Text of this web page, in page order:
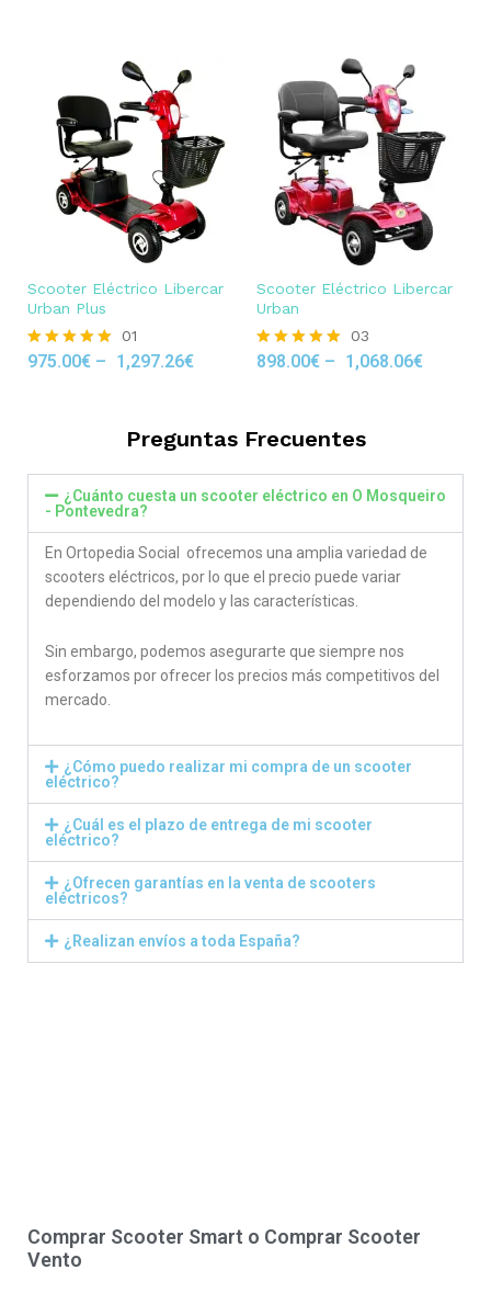
Scooter Eléctrico Libercar
Urban Plus
Rated
01
975.00€ – 1,297.26€
Scooter Eléctrico Libercar
Urban
Rated
03
898.00€ – 1,068.06€
Preguntas Frecuentes
¿Cuánto cuesta un scooter eléctrico en O Mosqueiro
- Pontevedra?
En Ortopedia Social ofrecemos una amplia variedad de
scooters eléctricos, por lo que el precio puede variar
dependiendo del modelo y las características.
Sin embargo, podemos asegurarte que siempre nos
esforzamos por ofrecer los precios más competitivos del
mercado.
¿Cómo puedo realizar mi compra de un scooter
eléctrico?
¿Cuál es el plazo de entrega de mi scooter
eléctrico?
¿Ofrecen garantías en la venta de scooters
eléctricos?
¿Realizan envíos a toda España?
Comprar Scooter Smart o Comprar Scooter
Vento